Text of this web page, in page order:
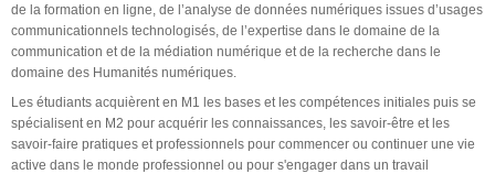
de la formation en ligne, de l’analyse de données numériques issues d’usages
communicationnels technologisés, de l’expertise dans le domaine de la
communication et de la médiation numérique et de la recherche dans le
domaine des Humanités numériques.
Les étudiants acquièrent en M1 les bases et les compétences initiales puis se
spécialisent en M2 pour acquérir les connaissances, les savoir-être et les
savoir-faire pratiques et professionnels pour commencer ou continuer une vie
active dans le monde professionnel ou pour s'engager dans un travail